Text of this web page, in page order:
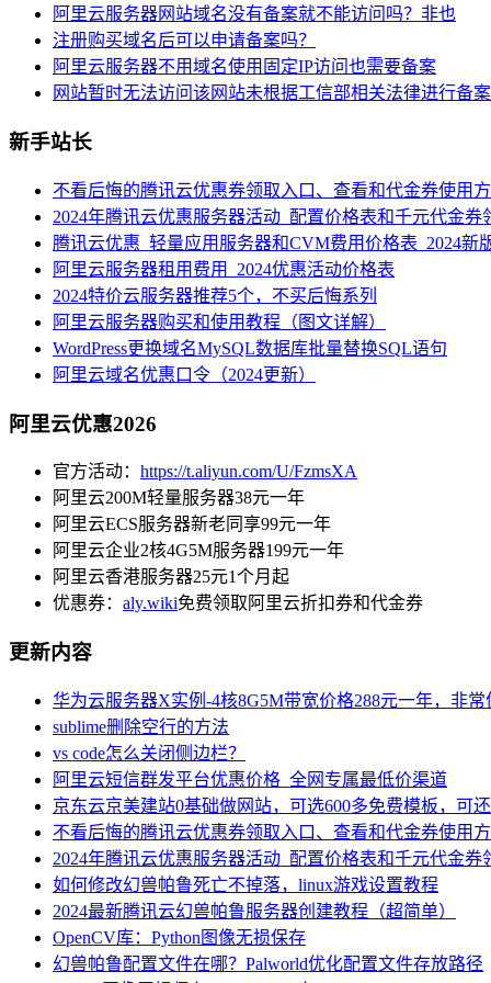
阿里云服务器网站域名没有备案就不能访问吗？非也
注册购买域名后可以申请备案吗？
阿里云服务器不用域名使用固定IP访问也需要备案
网站暂时无法访问该网站未根据工信部相关法律进行备案
新手站长
不看后悔的腾讯云优惠券领取入口、查看和代金券使用
2024年腾讯云优惠服务器活动_配置价格表和千元代金券
腾讯云优惠_轻量应用服务器和CVM费用价格表_2024新
阿里云服务器租用费用_2024优惠活动价格表
2024特价云服务器推荐5个，不买后悔系列
阿里云服务器购买和使用教程（图文详解）
WordPress更换域名MySQL数据库批量替换SQL语句
阿里云域名优惠口令（2024更新）
阿里云优惠2026
官方活动： https://t.aliyun.com/U/FzmsXA
阿里云200M轻量服务器38元一年
阿里云ECS服务器新老同享99元一年
阿里云企业2核4G5M服务器199元一年
阿里云香港服务器25元1个月起
优惠券： aly.wiki免费领取阿里云折扣券和代金券
更新内容
华为云服务器X实例-4核8G5M带宽价格288元一年，非常
sublime删除空行的方法
vs code怎么关闭侧边栏？
阿里云短信群发平台优惠价格_全网专属最低价渠道
京东云京美建站0基础做网站，可选600多免费模板，可还
不看后悔的腾讯云优惠券领取入口、查看和代金券使用
2024年腾讯云优惠服务器活动_配置价格表和千元代金券
如何修改幻兽帕鲁死亡不掉落，linux游戏设置教程
2024最新腾讯云幻兽帕鲁服务器创建教程（超简单）
OpenCV库：Python图像无损保存
幻兽帕鲁配置文件在哪？Palworld优化配置文件存放路径